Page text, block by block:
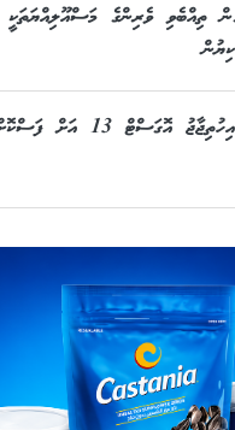
ތިއްބެވި ވެރިންގެ
13 އަށް ފަސްކޮށްފި